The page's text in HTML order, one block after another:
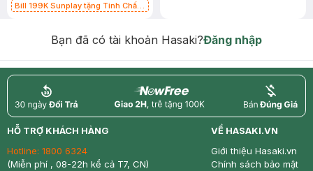
Bill 199K Sunplay tặng Tinh Chất
Bạn đã có tài khoản Hasaki?Đăng nhập
return nowfree price
HỖ TRỢ KHÁCH HÀNG
Hotline: 1800 6324
(Miễn phí , 08-22h kể cả T7, CN)
VỀ HASAKI.VN
Giới thiệu Hasaki.vn
Chính sách bảo mật